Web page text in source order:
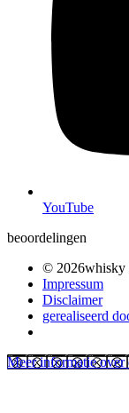
YouTube
beoordelingen
© 2026whisky
Impressum
Disclaimer
gerealiseerd
Meer informatie over